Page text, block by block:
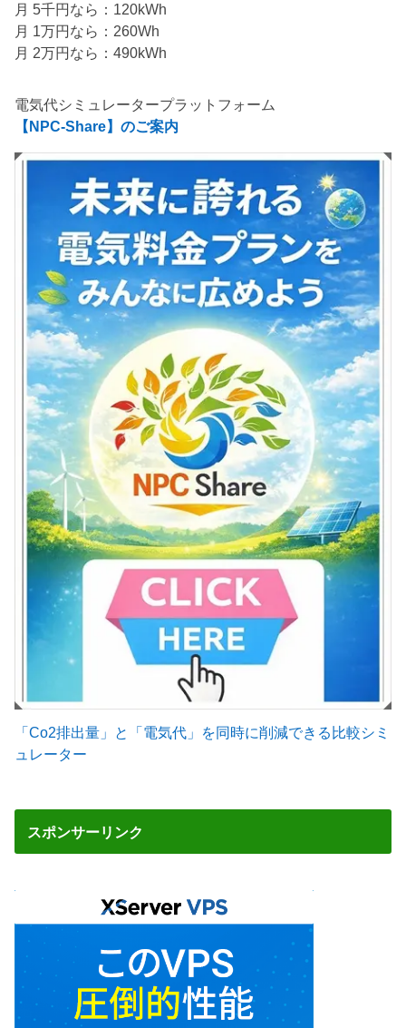
月 5千円なら：120kWh
月 1万円なら：260Wh
月 2万円なら：490kWh
電気代シミュレータープラットフォーム
【NPC-Share】のご案内
「Co2排出量」と「電気代」を同時に削減できる比較シミ
ュレーター
スポンサーリンク